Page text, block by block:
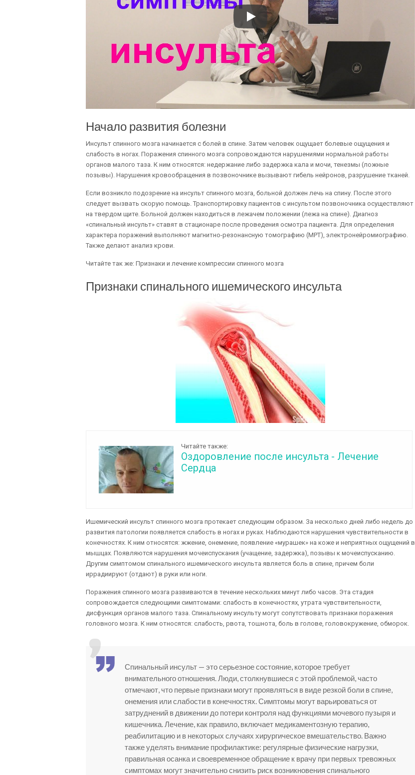
Начало развития болезни
Инсульт спинного мозга начинается с болей в спине. Затем человек ощущает болевые ощущения и
слабость в ногах. Поражения спинного мозга сопровождаются нарушениями нормальной работы
органов малого таза. К ним относятся: недержание либо задержка кала и мочи, тенезмы (ложные
позывы). Нарушения кровообращения в позвоночнике вызывают гибель нейронов, разрушение тканей.
Если возникло подозрение на инсульт спинного мозга, больной должен лечь на спину. После этого
следует вызвать скорую помощь. Транспортировку пациентов с инсультом позвоночника осуществляют
на твердом щите. Больной должен находиться в лежачем положении (лежа на спине). Диагноз
«спинальный инсульт» ставят в стационаре после проведения осмотра пациента. Для определения
характера поражений выполняют магнитно-резонансную томографию (МРТ), электронейромиографию.
Также делают анализ крови.
Читайте так же: Признаки и лечение компрессии спинного мозга
Признаки спинального ишемического инсульта
Читайте также:
Оздоровление после инсульта - Лечение
Сердца
Ишемический инсульт спинного мозга протекает следующим образом. За несколько дней либо недель до
развития патологии появляется слабость в ногах и руках. Наблюдаются нарушения чувствительности в
конечностях. К ним относятся: жжение, онемение, появление «мурашек» на коже и неприятных ощущений в
мышцах. Появляются нарушения мочеиспускания (учащение, задержка), позывы к мочеиспусканию.
Другим симптомом спинального ишемического инсульта является боль в спине, причем боли
иррадиируют (отдают) в руки или ноги.
Поражения спинного мозга развиваются в течение нескольких минут либо часов. Эта стадия
сопровождается следующими симптомами: слабость в конечностях, утрата чувствительности,
дисфункция органов малого таза. Спинальному инсульту могут сопутствовать признаки поражения
головного мозга. К ним относятся: слабость, рвота, тошнота, боль в голове, головокружение, обморок.
Спинальный инсульт — это серьезное состояние, которое требует
внимательного отношения. Люди, столкнувшиеся с этой проблемой, часто
отмечают, что первые признаки могут проявляться в виде резкой боли в спине,
онемения или слабости в конечностях. Симптомы могут варьироваться от
затруднений в движении до потери контроля над функциями мочевого пузыря и
кишечника. Лечение, как правило, включает медикаментозную терапию,
реабилитацию и в некоторых случаях хирургическое вмешательство. Важно
также уделять внимание профилактике: регулярные физические нагрузки,
правильная осанка и своевременное обращение к врачу при первых тревожных
симптомах могут значительно снизить риск возникновения спинального